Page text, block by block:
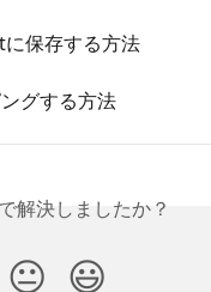
保存する方法
グする方法
解決しましたか？
😐 😃